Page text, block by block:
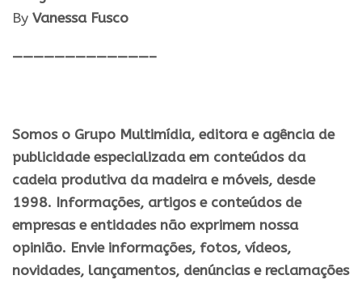
By Vanessa Fusco
—————————————–
Somos o Grupo Multimídia, editora e agência de
publicidade especializada em conteúdos da
cadeia produtiva da madeira e móveis, desde
1998. Informações, artigos e conteúdos de
empresas e entidades não exprimem nossa
opinião. Envie informações, fotos, vídeos,
novidades, lançamentos, denúncias e reclamações